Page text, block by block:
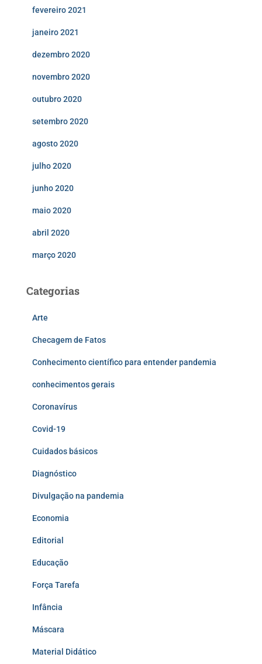
fevereiro 2021
janeiro 2021
dezembro 2020
novembro 2020
outubro 2020
setembro 2020
agosto 2020
julho 2020
junho 2020
maio 2020
abril 2020
março 2020
Categorias
Arte
Checagem de Fatos
Conhecimento científico para entender pandemia
conhecimentos gerais
Coronavírus
Covid-19
Cuidados básicos
Diagnóstico
Divulgação na pandemia
Economia
Editorial
Educação
Força Tarefa
Infância
Máscara
Material Didático